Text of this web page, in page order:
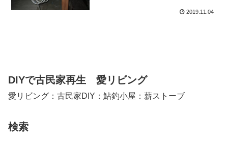
2019.11.04
DIYで古民家再生 愛リビング
愛リビング：古民家DIY：鮎釣小屋：薪ストーブ
検索